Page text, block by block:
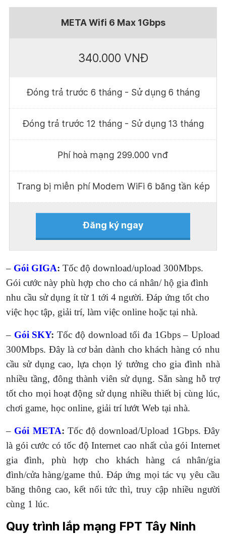
META Wifi 6 Max 1Gbps
340.000 VNĐ
Đóng trả trước 6 tháng - Sử dụng 6 tháng
Đóng trả trước 12 tháng - Sử dụng 13 tháng
Phí hoà mạng 299.000 vnđ
Trang bị miễn phí Modem WiFi 6 băng tần kép
Đăng ký ngay
– Gói GIGA: Tốc độ download/upload 300Mbps.
Gói cước này phù hợp cho cho cá nhân/ hộ gia đình
nhu cầu sử dụng ít từ 1 tới 4 người. Đáp ứng tốt cho
việc học tập, giải trí, làm việc online hoặc tại nhà.
– Gói SKY: Tốc độ download tối đa 1Gbps – Upload
300Mbps. Đây là cơ bản dành cho khách hàng có nhu
cầu sử dụng cao, lựa chọn lý tưởng cho gia đình nhà
nhiều tầng, đông thành viên sử dụng. Sẵn sàng hỗ trợ
tốt cho mọi hoạt động sử dụng nhiều thiết bị cùng lúc,
chơi game, học online, giải trí lướt Web tại nhà.
– Gói META: Tốc độ download/Upload 1Gbps. Đây
là gói cước có tốc độ Internet cao nhất của gói Internet
gia đình, phù hợp cho khách hàng cá nhân/gia
đình/cửa hàng/game thủ. Đáp ứng mọi tác vụ yêu cầu
băng thông cao, kết nối tức thì, truy cập nhiều người
cùng 1 lúc.
Quy trình lắp mạng FPT Tây Ninh